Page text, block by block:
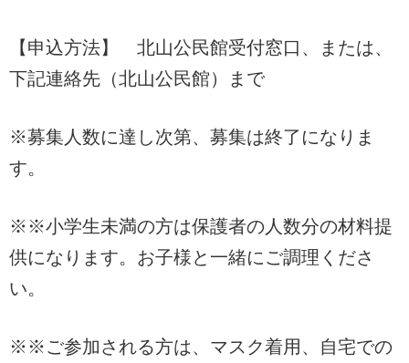
【申込方法】 北山公民館受付窓口、または、
下記連絡先（北山公民館）まで
※募集人数に達し次第、募集は終了になりま
す。
※※小学生未満の方は保護者の人数分の材料提
供になります。お子様と一緒にご調理くださ
い。
※※ご参加される方は、マスク着用、自宅での